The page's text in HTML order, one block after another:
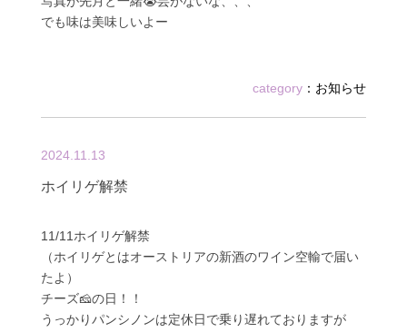
でも味は美味しいよー
category ： お知らせ
2024.11.13
ホイリゲ解禁
11/11ホイリゲ解禁
（ホイリゲとはオーストリアの新酒のワイン空輸で届い
たよ）
チーズ🧀の日！！
うっかりパンシノンは定休日で乗り遅れておりますが